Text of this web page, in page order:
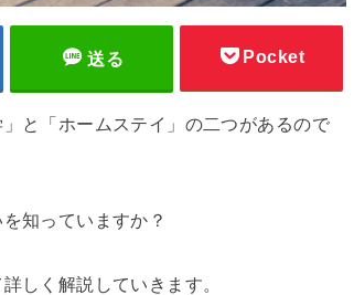
送る Pocket
と「ホームステイ」の二つがあるので
知っていますか？
しく解説していきます。